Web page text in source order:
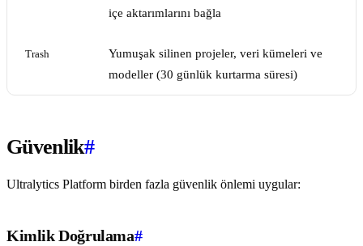
içe aktarımlarını bağla
Trash
Yumuşak silinen projeler, veri kümeleri ve
modeller (30 günlük kurtarma süresi)
Güvenlik#
Ultralytics Platform birden fazla güvenlik önlemi uygular:
Kimlik Doğrulama#